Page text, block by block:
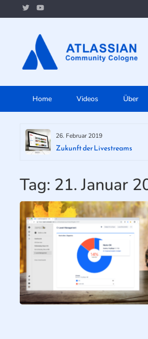
to
Home Videos Über
26. Februar 2019
Zukunft der Livestreams
Tag: 21. Januar